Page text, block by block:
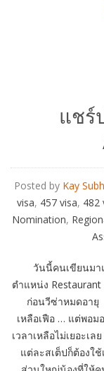
แชร์
Posted by Kay
visa, 457 visa, 482
Nomination,
วันนี้คนเขียนมา
ตำแหน่ง
ก่อนวีซ่าหมดอายุ
เหลือเฟือ … แต่พอม
เวลาเหลือไม่เยอะเ
แต่ละสเต็ปก็ต้องใช้